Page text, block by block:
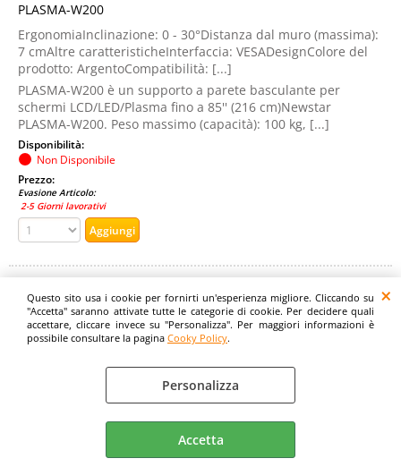
Questo sito usa i cookie per fornirti un'esperienza migliore. Cliccando su
"Accetta" saranno attivate tutte le categorie di cookie. Per decidere quali
accettare, cliccare invece su "Personalizza". Per maggiori informazioni è
possibile consultare la pagina Cooky Policy.
Personalizza
Accetta
PLASMA-W200
ErgonomiaInclinazione: 0 - 30°Distanza dal muro (massima):
7 cmAltre caratteristicheInterfaccia: VESADesignColore del
prodotto: ArgentoCompatibilità: [...]
PLASMA-W200 è un supporto a parete basculante per
schermi LCD/LED/Plasma fino a 85'' (216 cm)Newstar
PLASMA-W200. Peso massimo (capacità): 100 kg, [...]
Disponibilità:
Non Disponibile
Prezzo:
Evasione Articolo:
2-5 Giorni lavorativi
NEWSTAR PORTA CPU DA SCRIVANIA NERO